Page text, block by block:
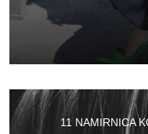
11 NAMIRNICA